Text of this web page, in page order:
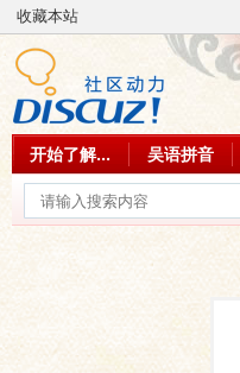
收藏本站
开始了解... 吴语拼音